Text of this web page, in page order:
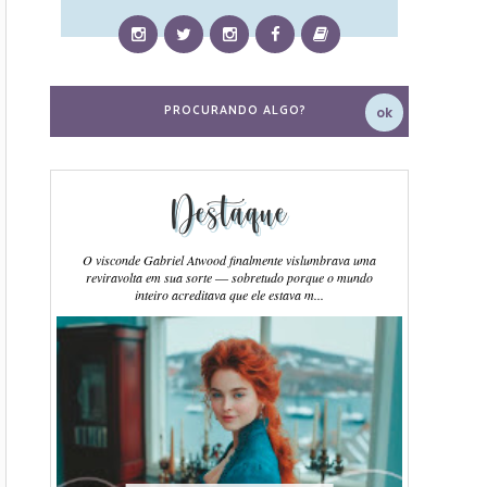
Destaque
O visconde Gabriel Atwood finalmente vislumbrava uma
reviravolta em sua sorte ― sobretudo porque o mundo
inteiro acreditava que ele estava m...